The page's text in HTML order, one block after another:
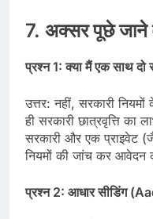
7. अक्सर पूछे जाने
प्रश्न 1: क्या मैं एक साथ
उत्तर: नहीं, सरकारी
ही सरकारी छात्रवृत्ति
सरकारी और एक प्राइवेट
नियमों की जांच कर
प्रश्न 2: आधार सीडिंग